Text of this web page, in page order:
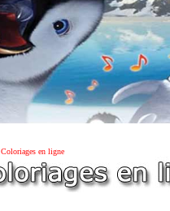
Coloriages en ligne